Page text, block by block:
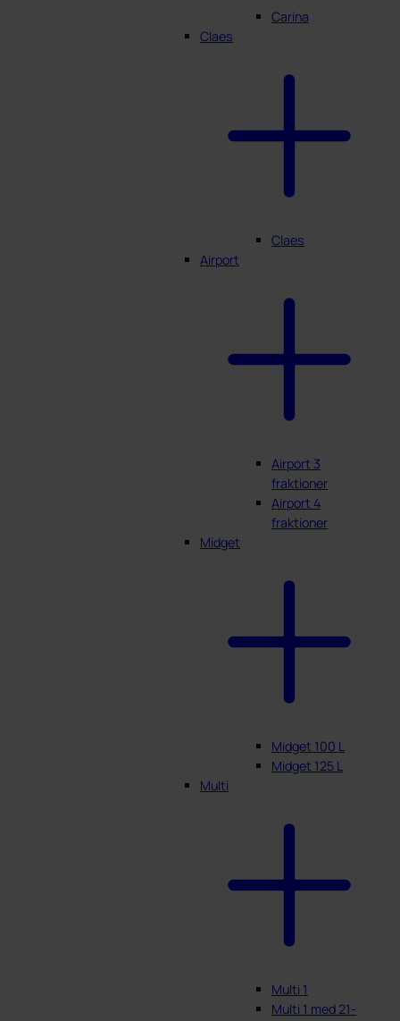
Carina
Claes
Claes
Airport
Airport 3
fraktioner
Airport 4
fraktioner
Midget
Midget 100 L
Midget 125 L
Multi
Multi 1
Multi 1 med 21-